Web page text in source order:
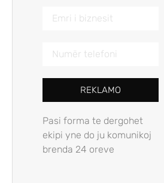
REKLAMO
Pasi forma te dergohet
ekipi yne do ju komunikoj
brenda 24 oreve